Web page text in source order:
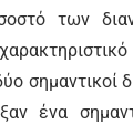
των
ένα